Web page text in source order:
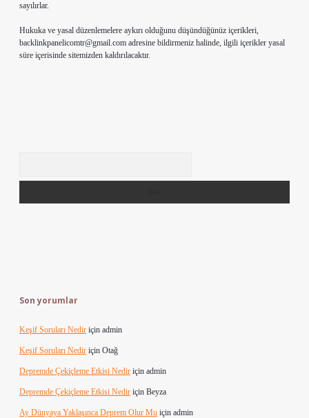
sayılırlar.
Hukuka ve yasal düzenlemelere aykırı olduğunu düşündüğünüz içerikleri,
backlinkpanelicomtr@gmail.com adresine bildirmeniz halinde, ilgili içerikler yasal
süre içerisinde sitemizden kaldırılacaktır.
Son yorumlar
Keşif Soruları Nedir için admin
Keşif Soruları Nedir için Otağ
Depremde Çekiçleme Etkisi Nedir için admin
Depremde Çekiçleme Etkisi Nedir için Beyza
Ay Dünyaya Yaklaşınca Deprem Olur Mu için admin